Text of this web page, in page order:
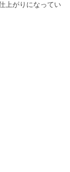
上がりになってい